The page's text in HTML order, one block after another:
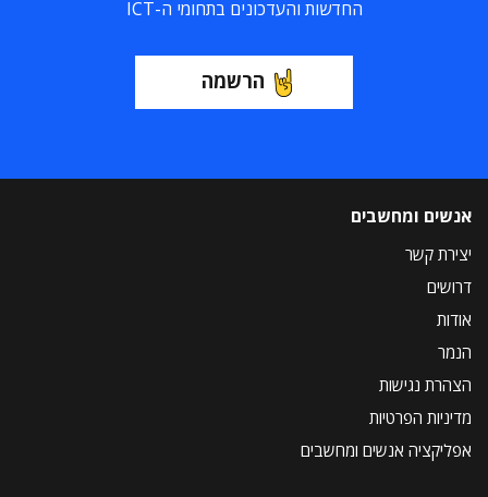
החדשות והעדכונים בתחומי ה-ICT
הרשמה
אנשים ומחשבים
יצירת קשר
דרושים
אודות
הנמר
הצהרת נגישות
מדיניות הפרטיות
אפליקציה אנשים ומחשבים